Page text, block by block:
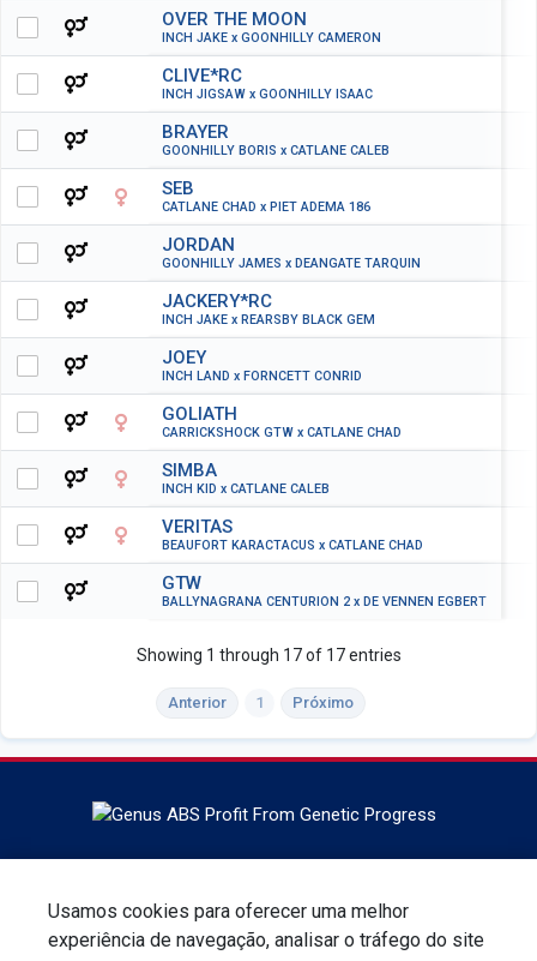
OVER THE MOON
INCH JAKE x GOONHILLY CAMERON
CLIVE*RC
INCH JIGSAW x GOONHILLY ISAAC
BRAYER
GOONHILLY BORIS x CATLANE CALEB
SEB
CATLANE CHAD x PIET ADEMA 186
JORDAN
GOONHILLY JAMES x DEANGATE TARQUIN
JACKERY*RC
INCH JAKE x REARSBY BLACK GEM
JOEY
INCH LAND x FORNCETT CONRID
GOLIATH
CARRICKSHOCK GTW x CATLANE CHAD
SIMBA
INCH KID x CATLANE CALEB
VERITAS
BEAUFORT KARACTACUS x CATLANE CHAD
GTW
BALLYNAGRANA CENTURION 2 x DE VENNEN EGBERT
Showing 1 through 17 of 17 entries
Anterior 1 Próximo
Usamos cookies para oferecer uma melhor
experiência de navegação, analisar o tráfego do site
reprodução. A ABS global faz parte da Genus plc.